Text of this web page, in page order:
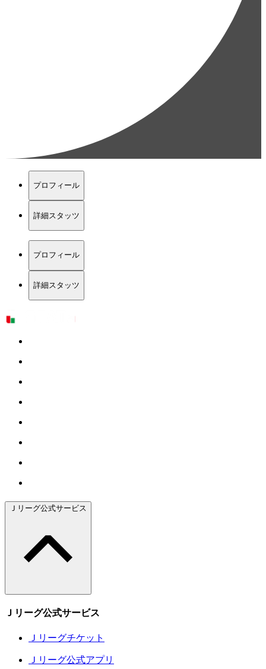
プロフィール
詳細スタッツ
プロフィール
詳細スタッツ
Ｊリーグ公式サービス
Ｊリーグ公式サービス
Ｊリーグチケット
Ｊリーグ公式アプリ